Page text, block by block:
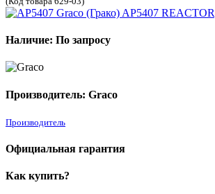
Наличие: По запросу
Производитель: Graco
Производитель
Официальная гарантия
Как купить?